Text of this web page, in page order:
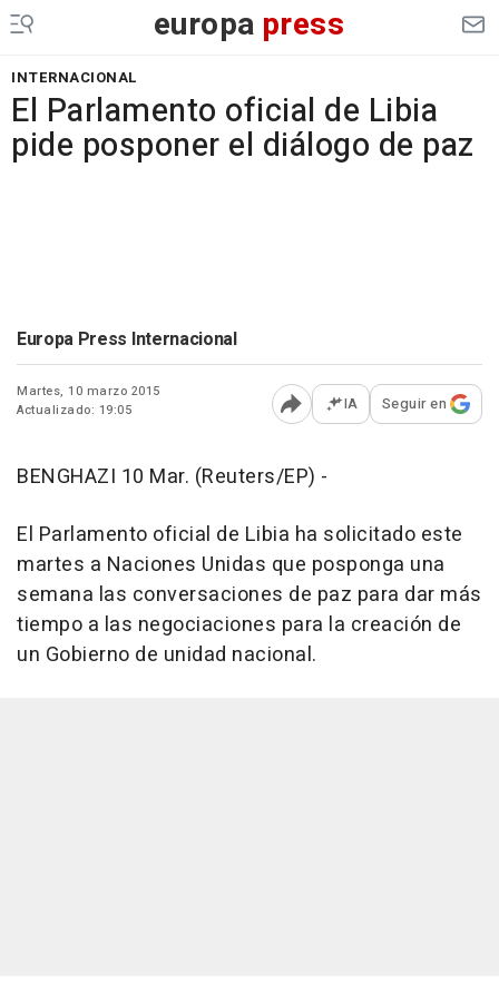
europa press
INTERNACIONAL
El Parlamento oficial de Libia
pide posponer el diálogo de paz
Europa Press Internacional
Martes, 10 marzo 2015
Actualizado: 19:05
Abrir opciones para
IA Seguir en
BENGHAZI 10 Mar. (Reuters/EP) -
El Parlamento oficial de Libia ha solicitado este
martes a Naciones Unidas que posponga una
semana las conversaciones de paz para dar más
tiempo a las negociaciones para la creación de
un Gobierno de unidad nacional.